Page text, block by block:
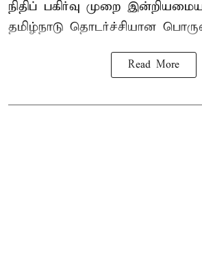
நிதிப் பகிர்வு முறை
தமிழ்நாடு தொடர்ச்சியான
Read More